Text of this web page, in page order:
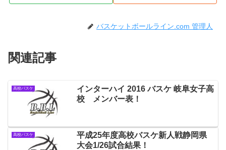
バスケットボールライン.com 管理人
関連記事
高校バスケ
インターハイ 2016 バスケ 岐阜女子高
校 メンバー表！
高校バスケ
平成25年度高校バスケ新人戦静岡県
大会1/26試合結果！